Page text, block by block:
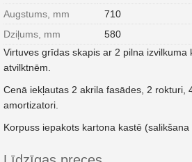
Augstums, mm
710
Dziļums, mm
580
Virtuves grīdas skapis ar 2 pilna izvilkuma
atvilktnēm.
Cenā iekļautas 2 akrila fasādes, 2 rokturi,
amortizatori.
Korpuss iepakots kartona kastē (salikšana